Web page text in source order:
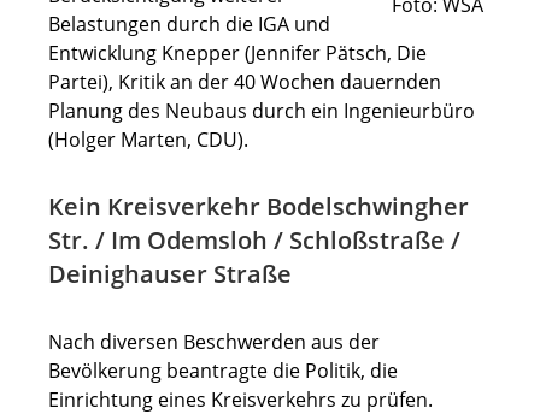
Belastungen durch die IGA und
Entwicklung Knepper (Jennifer Pätsch, Die
Partei), Kritik an der 40 Wochen dauernden
Planung des Neubaus durch ein Ingenieurbüro
(Holger Marten, CDU).
Kein Kreisverkehr Bodelschwingher
Str. / Im Odemsloh / Schloßstraße /
Deinighauser Straße
Nach diversen Beschwerden aus der
Bevölkerung beantragte die Politik, die
Einrichtung eines Kreisverkehrs zu prüfen.